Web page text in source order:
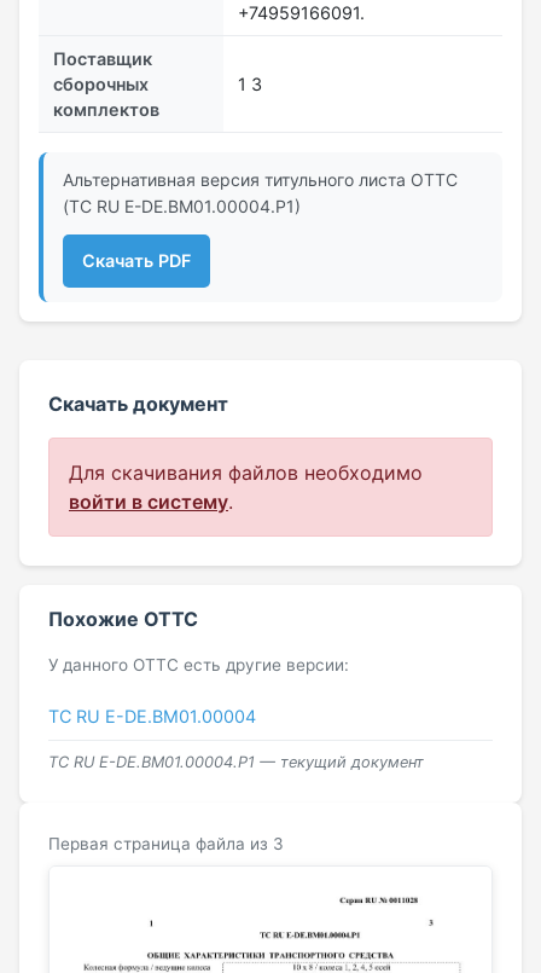
+74959166091.
Поставщик
сборочных
комплектов
1 3
Альтернативная версия титульного листа ОТТС
(ТС RU Е-DE.ВМ01.00004.Р1)
Скачать PDF
Скачать документ
Для скачивания файлов необходимо
войти в систему.
Похожие ОТТС
У данного ОТТС есть другие версии:
ТС RU Е-DE.ВМ01.00004
ТС RU Е-DE.ВМ01.00004.Р1 — текущий документ
Первая страница файла из 3